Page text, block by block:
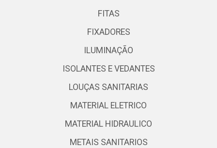
FITAS
FIXADORES
ILUMINAÇÃO
ISOLANTES E VEDANTES
LOUÇAS SANITARIAS
MATERIAL ELETRICO
MATERIAL HIDRAULICO
METAIS SANITARIOS